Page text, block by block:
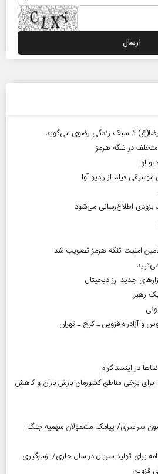
رضا(ع) تا سبک زندگی رضوی می‌گوید
در تنگه هرمز
آوا
فیلم از رادیو آوا
بزودی اطلاع‌رسانی می‌شود
امنیت تنگه هرمز تصویب شد
جدید ارز دیجیتال
رهبر
و آزادراه قزوین ـ کرج ـ تهران
در اینستاگرام
برای برخی مناطق کشورمان بارش باران و کاهش
سراسری/ پیامک مشمولان سهمیه جنگ
بیش از ۲۰ فیلم‌نامه برای تولید سریال در سال جاری/ ازسرگیری
قزوین